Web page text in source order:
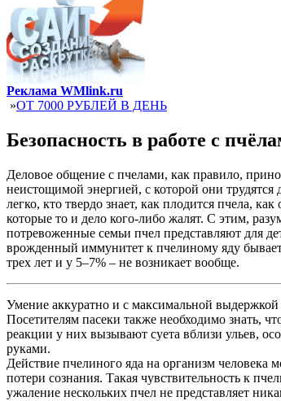
Реклама WMlink.ru
»ОТ 7000 РУБЛЕЙ В ДЕНЬ
Безопасность в работе с
Деловое общение с пчелами, как правило,
неистощимой энергией, с которой они
легко, кто твердо знает, как плодится пчела,
которые то и дело кого-либо жалят. С этим,
потревоженные семьи пчел представляют для
врожденный иммунитет к пчелиному яду бывает
трех лет и у 5–7% – не возникает вообще.
Умение аккуратно и с максимальной
Посетителям пасеки также необходимо знать,
реакции у них вызывают суета вблизи ульев,
руками.
Действие пчелиного яда на организм
потери сознания. Такая чувствительность к
ужаление нескольких пчел не представляет